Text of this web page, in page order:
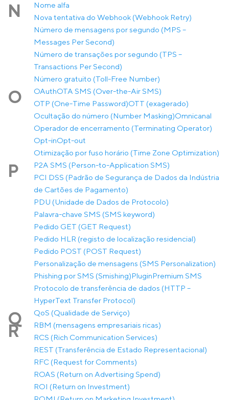
N
Nome alfa
Nova tentativa do Webhook (Webhook Retry)
Número de mensagens por segundo (MPS –
Messages Per Second)
Número de transações por segundo (TPS –
Transactions Per Second)
Número gratuito (Toll-Free Number)
O OAuthOTA SMS (Over-the-Air SMS)
OTP (One-Time Password)OTT (exagerado)
Ocultação do número (Number Masking)Omnicanal
Operador de encerramento (Terminating Operator)
Opt-inOpt-out
Otimização por fuso horário (Time Zone Optimization)
P
P2A SMS (Person-to-Application SMS)
PCI DSS (Padrão de Segurança de Dados da Indústria
de Cartões de Pagamento)
PDU (Unidade de Dados de Protocolo)
Palavra-chave SMS (SMS keyword)
Pedido GET (GET Request)
Pedido HLR (registo de localização residencial)
Pedido POST (POST Request)
Personalização de mensagens (SMS Personalization)
Phishing por SMS (Smishing)PluginPremium SMS
Protocolo de transferência de dados (HTTP –
HyperText Transfer Protocol)
Q QoS (Qualidade de Serviço)
R
RBM (mensagens empresariais ricas)
RCS (Rich Communication Services)
REST (Transferência de Estado Representacional)
RFC (Request for Comments)
ROAS (Return on Advertising Spend)
ROI (Return on Investment)